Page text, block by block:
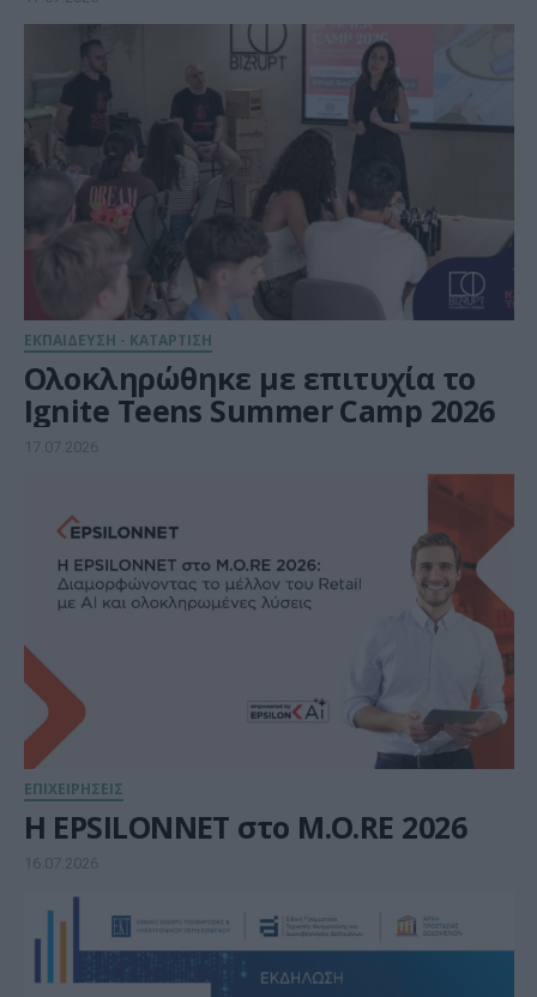
ΕΚΠΑΙΔΕΥΣΗ - ΚΑΤΑΡΤΙΣΗ
Ολοκληρώθηκε με επιτυχία το
Ignite Teens Summer Camp 2026
17.07.2026
ΕΠΙΧΕΙΡΗΣΕΙΣ
Η EPSILONNET στο M.O.RE 2026
16.07.2026